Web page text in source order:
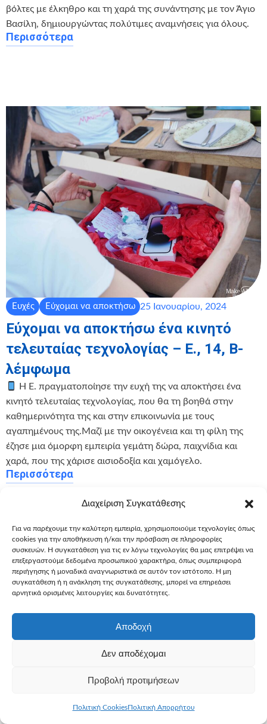
Διαχείριση Συγκατάθεσης
Για να παρέχουμε την καλύτερη εμπειρία, χρησιμοποιούμε τεχνολογίες όπως
cookies για την αποθήκευση ή/και την πρόσβαση σε πληροφορίες
συσκευών. Η συγκατάθεση για τις εν λόγω τεχνολογίες θα μας επιτρέψει να
επεξεργαστούμε δεδομένα προσωπικού χαρακτήρα, όπως συμπεριφορά
περιήγησης ή μοναδικά αναγνωριστικά σε αυτόν τον ιστότοπο. Η μη
συγκατάθεση ή η ανάκληση της συγκατάθεσης, μπορεί να επηρεάσει
αρνητικά ορισμένες λειτουργίες και δυνατότητες.
Αποδοχή
Δεν αποδέχομαι
Προβολή προτιμήσεων
Πολιτική CookiesΠολιτική Απορρήτου
βόλτες με έλκηθρο και τη χαρά της συνάντησης με τον Άγιο
Βασίλη, δημιουργώντας πολύτιμες αναμνήσεις για όλους.
Περισσότερα
Ευχές Εύχομαι να αποκτήσω 25 Ιανουαρίου, 2024
Εύχομαι να αποκτήσω ένα κινητό
τελευταίας τεχνολογίας – Ε., 14, Β-
λέμφωμα
Η Ε. πραγματοποίησε την ευχή της να αποκτήσει ένα
κινητό τελευταίας τεχνολογίας, που θα τη βοηθά στην
καθημερινότητα της και στην επικοινωνία με τους
αγαπημένους της.Μαζί με την οικογένεια και τη φίλη της
έζησε μια όμορφη εμπειρία γεμάτη δώρα, παιχνίδια και
χαρά, που της χάρισε αισιοδοξία και χαμόγελο.
Περισσότερα